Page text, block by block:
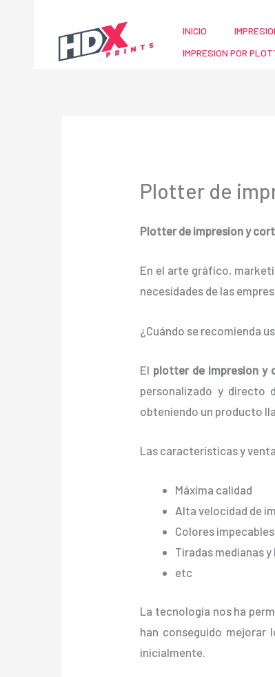
contenido
INICIO
IMPRESION POR
Plotter de
Plotter de impresion y
En el arte gráfico,
necesidades de las
¿Cuándo se recomienda
El plotter de impresion y
personalizado y directo
obteniendo un producto
Las características y
Máxima calidad
Alta velocidad de
Colores impecables
Tiradas medianas y
etc
La tecnología nos ha
han conseguido mejorar
inicialmente.